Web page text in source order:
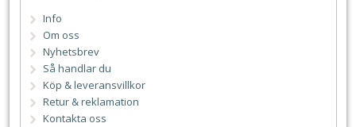
Info
Om oss
Nyhetsbrev
Så handlar du
Köp & leveransvillkor
Retur & reklamation
Kontakta oss